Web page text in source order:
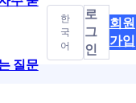
질문
한
국
어
로
그
인
회원
가입